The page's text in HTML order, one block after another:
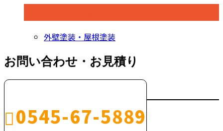
外壁塗装・屋根塗装
お問い合わせ・お見積り
0545-67-5889